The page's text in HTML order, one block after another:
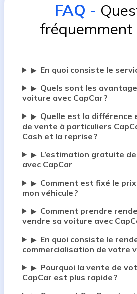
FAQ -
fréquemment
▶ En quoi consiste le
▶ Quels sont les
voiture avec CapCar ?
▶ Quelle est la différence
de vente à particuliers
Cash et la reprise ?
▶ L’estimation gratuite
avec CapCar
▶ Comment est fixé le
mon véhicule ?
▶ Comment prendre
vendre sa voiture avec
▶ En quoi consiste le
commercialisation de votre
▶ Pourquoi la vente de
CapCar est plus rapide ?